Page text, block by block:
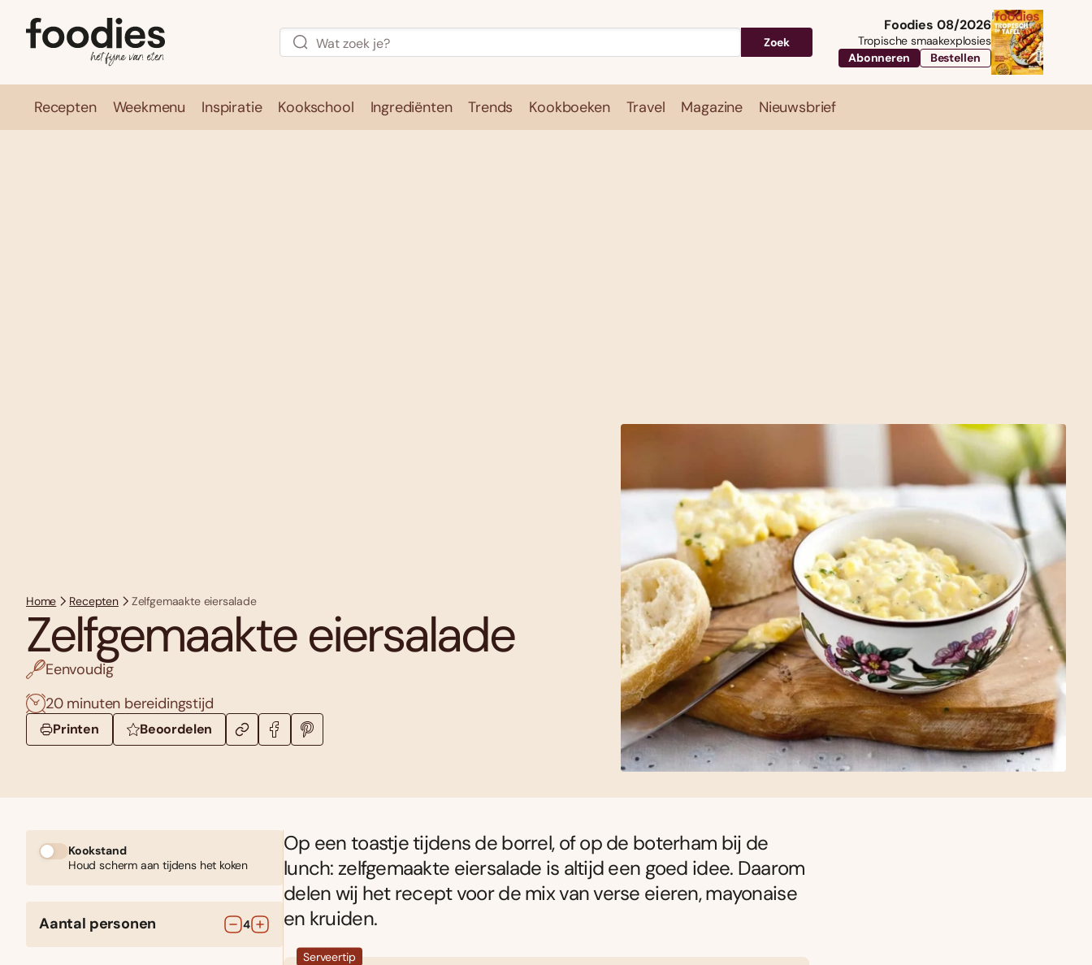
Zoek
Foodies 08/2026
Tropische smaakexplosies
Abonneren
Bestellen
Recepten Weekmenu Inspiratie Kookschool Ingrediënten Trends Kookboeken Travel Magazine Nieuwsbrief
Home Recepten Zelfgemaakte eiersalade
Zelfgemaakte eiersalade
Eenvoudig
20 minuten bereidingstijd
Printen Beoordelen
Kookstand
Houd scherm aan tijdens het koken
Aantal personen 4
Op een toastje tijdens de borrel, of op de boterham bij de
lunch: zelfgemaakte eiersalade is altijd een goed idee. Daarom
delen wij het recept voor de mix van verse eieren, mayonaise
en kruiden.
Serveertip